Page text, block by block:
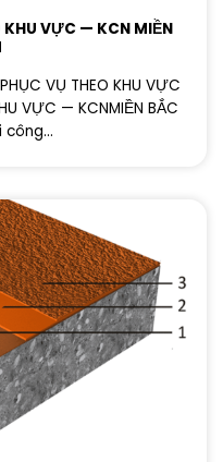
KHU VỰC — KCN MIỀN
VỤ THEO KHU VỰC
VỰC — KCNMIỀN BẮC
công...